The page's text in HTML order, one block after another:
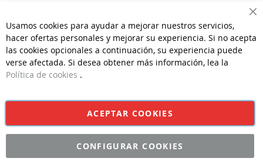
Usamos cookies para ayudar a mejorar nuestros servicios,
hacer ofertas personales y mejorar su experiencia. Si no acepta
las cookies opcionales a continuación, su experiencia puede
verse afectada. Si desea obtener más información, lea la
Política de cookies .
ACEPTAR COOKIES
CONFIGURAR COOKIES